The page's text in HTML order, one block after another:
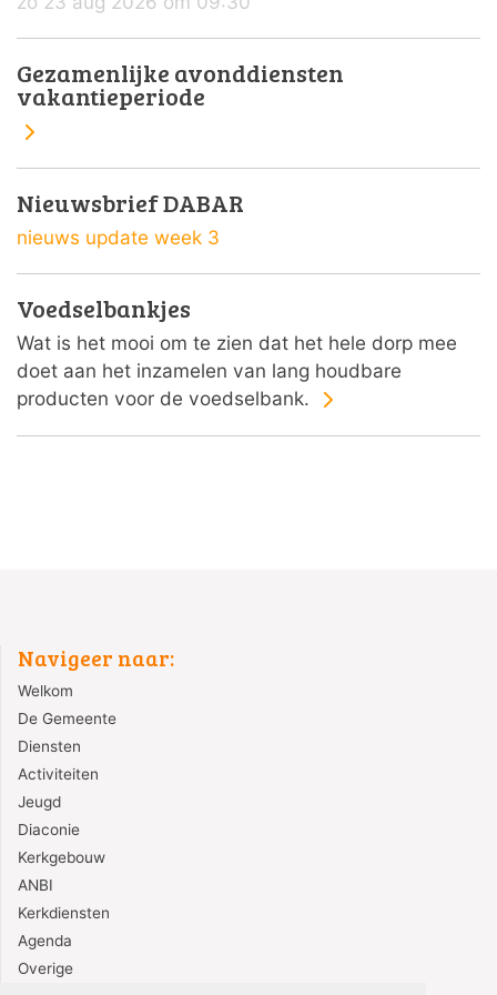
Gezamenlijke avonddiensten
vakantieperiode
Nieuwsbrief DABAR
nieuws update week 3
Voedselbankjes
Wat is het mooi om te zien dat het hele dorp mee
doet aan het inzamelen van lang houdbare
producten voor de voedselbank.
Navigeer naar:
Welkom
De Gemeente
Diensten
Activiteiten
Jeugd
Diaconie
Kerkgebouw
ANBI
Kerkdiensten
Agenda
Overige